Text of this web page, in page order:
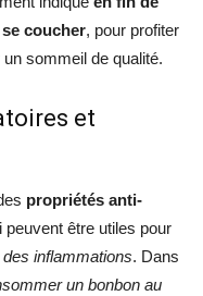
coucher, pour profiter
sommeil de qualité.
et
propriétés anti-
peuvent être utiles pour
inflammations. Dans
un bonbon au